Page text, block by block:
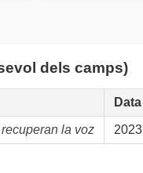
dels camps)
Data
la voz 2023